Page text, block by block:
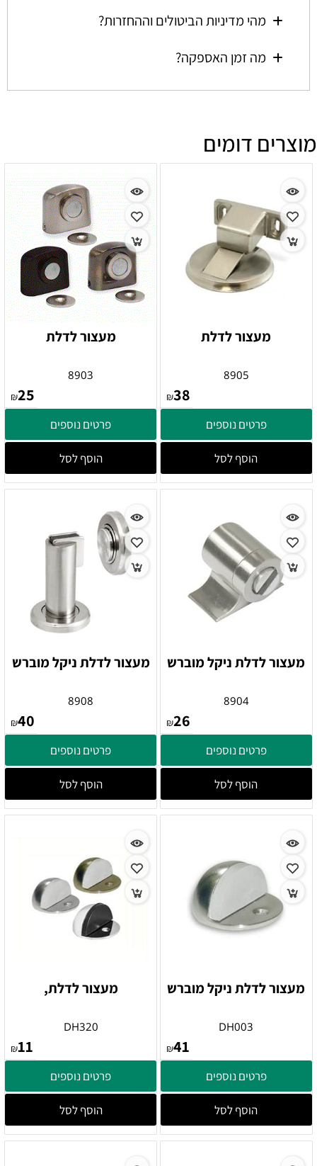
מהי מדיניות הביטולים וההחזרות?
מה זמן האספקה?
מוצרים דומים
מעצור לדלת
8905
₪38
פרטים נוספים
הוסף לסל
מעצור לדלת
8903
₪25
פרטים נוספים
הוסף לסל
מעצור לדלת ניקל מוברש
8904
₪26
פרטים נוספים
הוסף לסל
מעצור לדלת ניקל מוברש
8908
₪40
פרטים נוספים
הוסף לסל
מעצור לדלת ניקל מוברש
DH003
₪41
פרטים נוספים
הוסף לסל
מעצור לדלת,
DH320
₪11
פרטים נוספים
הוסף לסל